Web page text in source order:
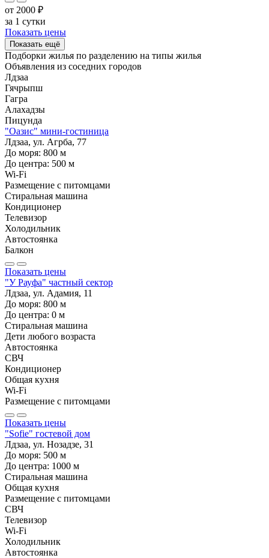
от 2000 ₽
за 1 сутки
Показать цены
Показать ещё
Подборки жилья по разделению на типы жилья
Объявления из соседних городов
Лдзаа
Гячрыпш
Гагра
Алахадзы
Пицунда
"Оазис" мини-гостиница
Лдзаа, ул. Агрба, 77
До моря: 800 м
До центра: 500 м
Wi-Fi
Размещение с питомцами
Стиральная машина
Кондиционер
Телевизор
Холодильник
Автостоянка
Балкон
Показать цены
"У Рауфа" частный сектор
Лдзаа, ул. Адамия, 11
До моря: 800 м
До центра: 0 м
Стиральная машина
Дети любого возраста
Автостоянка
СВЧ
Кондиционер
Общая кухня
Wi-Fi
Размещение с питомцами
Показать цены
"Sofie" гостевой дом
Лдзаа, ул. Нозадзе, 31
До моря: 500 м
До центра: 1000 м
Стиральная машина
Общая кухня
Размещение с питомцами
СВЧ
Телевизор
Wi-Fi
Холодильник
Автостоянка